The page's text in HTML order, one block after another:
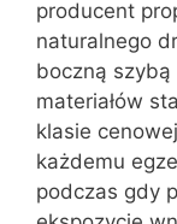
producent
naturalnego
boczną
materiałów
klasie
każdemu
podczas gdy